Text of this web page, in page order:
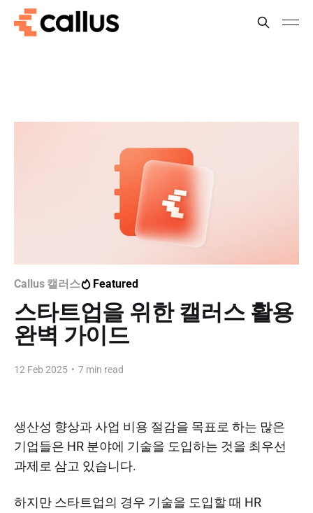
Callus 캘러스 Featured
스타트업을 위한 캘러스 활용
완벽 가이드
12 Feb 2025 • 7 min read
생산성 향상과 사업 비용 절감을 목표로 하는 많은
기업들은 HR 분야에 기술을 도입하는 것을 최우선
과제로 삼고 있습니다.
하지만 스타트업의 경우 기술을 도입할 때 HR